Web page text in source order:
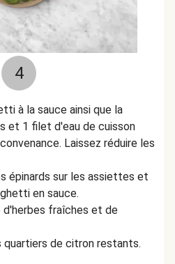
4
à la sauce ainsi que la
et 1 filet d'eau de cuisson
Laissez réduire les
épinards sur les assiettes et
en sauce.
d'herbes fraîches et de
quartiers de citron restants.